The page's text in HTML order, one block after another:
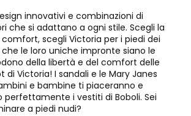
innovativi e combinazioni di
che si adattano a ogni stile. Scegli la
scegli Victoria per i piedi dei
che le loro uniche impronte siano le
della libertà e del comfort delle
di Victoria! I sandali e le Mary Janes
e bambine ti piaceranno e
i vestiti di Boboli. Sei
a piedi nudi?